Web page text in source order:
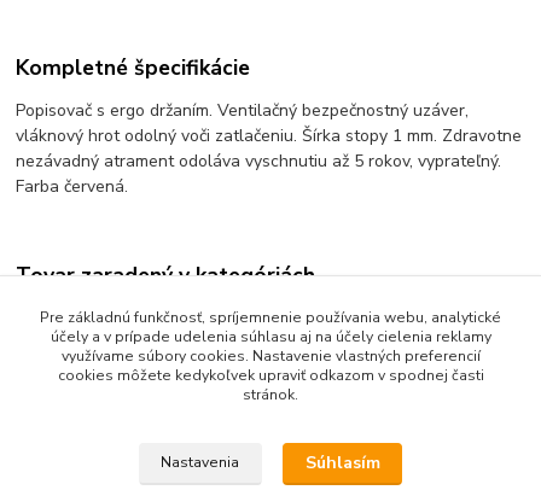
Kompletné špecifikácie
Popisovač s ergo držaním. Ventilačný bezpečnostný uzáver,
vláknový hrot odolný voči zatlačeniu. Šírka stopy 1 mm. Zdravotne
nezávadný atrament odoláva vyschnutiu až 5 rokov, vyprateľný.
Farba červená.
Tovar zaradený v kategóriách
Písanie a popisovanie
Popisovače na papier
Upravit sběr cookies.
Pre základnú funkčnosť, spríjemnenie používania webu, analytické
účely a v prípade udelenia súhlasu aj na účely cielenia reklamy
využívame súbory cookies. Nastavenie vlastných preferencií
cookies môžete kedykoľvek upraviť odkazom v spodnej časti
stránok.
Nastavenia Súhlasím